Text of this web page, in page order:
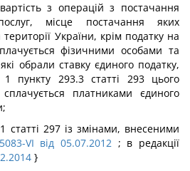
з операцій з постачання
місце постачання яких
України, крім податку на
фізичними особами та
обрали ставку єдиного податку,
1 пункту 293.3 статті 293 цього
платниками єдиного
статті 297 із змінами, внесеними
VI від 05.07.2012; в редакції
}